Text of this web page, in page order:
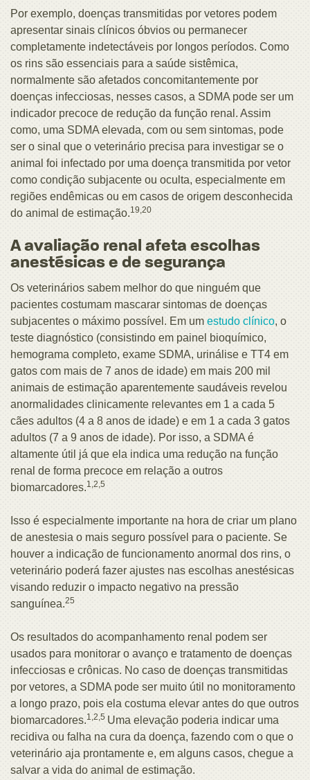
Por exemplo, doenças transmitidas por vetores podem
apresentar sinais clínicos óbvios ou permanecer
completamente indetectáveis por longos períodos. Como
os rins são essenciais para a saúde sistêmica,
normalmente são afetados concomitantemente por
doenças infecciosas, nesses casos, a SDMA pode ser um
indicador precoce de redução da função renal. Assim
como, uma SDMA elevada, com ou sem sintomas, pode
ser o sinal que o veterinário precisa para investigar se o
animal foi infectado por uma doença transmitida por vetor
como condição subjacente ou oculta, especialmente em
regiões endêmicas ou em casos de origem desconhecida
do animal de estimação.19,20
A avaliação renal afeta escolhas
anestésicas e de segurança
Os veterinários sabem melhor do que ninguém que
pacientes costumam mascarar sintomas de doenças
subjacentes o máximo possível. Em um estudo clínico, o
teste diagnóstico (consistindo em painel bioquímico,
hemograma completo, exame SDMA, urinálise e TT4 em
gatos com mais de 7 anos de idade) em mais 200 mil
animais de estimação aparentemente saudáveis revelou
anormalidades clinicamente relevantes em 1 a cada 5
cães adultos (4 a 8 anos de idade) e em 1 a cada 3 gatos
adultos (7 a 9 anos de idade). Por isso, a SDMA é
altamente útil já que ela indica uma redução na função
renal de forma precoce em relação a outros
biomarcadores.1,2,5
Isso é especialmente importante na hora de criar um plano
de anestesia o mais seguro possível para o paciente. Se
houver a indicação de funcionamento anormal dos rins, o
veterinário poderá fazer ajustes nas escolhas anestésicas
visando reduzir o impacto negativo na pressão
sanguínea.25
Os resultados do acompanhamento renal podem ser
usados para monitorar o avanço e tratamento de doenças
infecciosas e crônicas. No caso de doenças transmitidas
por vetores, a SDMA pode ser muito útil no monitoramento
a longo prazo, pois ela costuma elevar antes do que outros
biomarcadores.1,2,5 Uma elevação poderia indicar uma
recidiva ou falha na cura da doença, fazendo com o que o
veterinário aja prontamente e, em alguns casos, chegue a
salvar a vida do animal de estimação.